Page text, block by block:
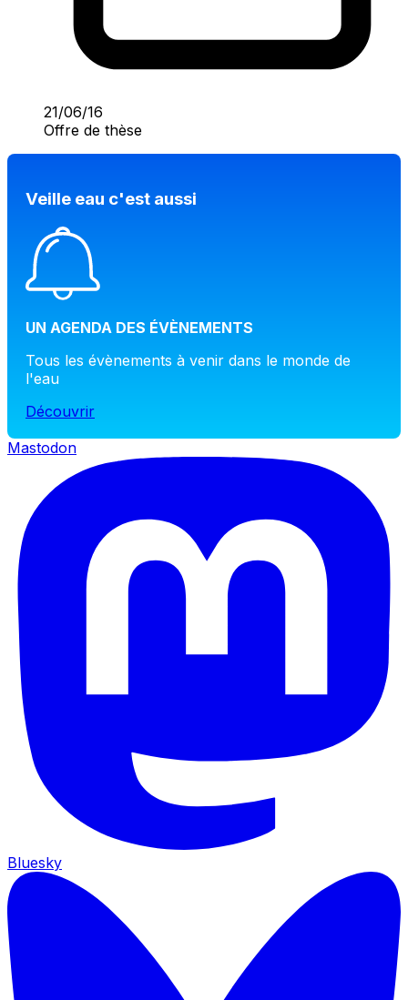
21/06/16
Offre de thèse
Veille eau c'est aussi
UN AGENDA DES ÉVÈNEMENTS
Tous les évènements à venir dans le monde de
l'eau
Découvrir
Mastodon
Bluesky